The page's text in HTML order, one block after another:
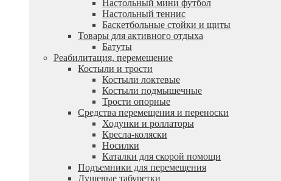
Настольный мини футбол
Настольный теннис
Баскетбольные стойки и щиты
Товары для активного отдыха
Батуты
Реабилитация, перемещение
Костыли и трости
Костыли локтевые
Костыли подмышечные
Трости опорные
Средства перемещения и переноски
Ходунки и роллаторы
Кресла-коляски
Носилки
Каталки для скорой помощи
Подъемники для перемещения
Душевые табуретки